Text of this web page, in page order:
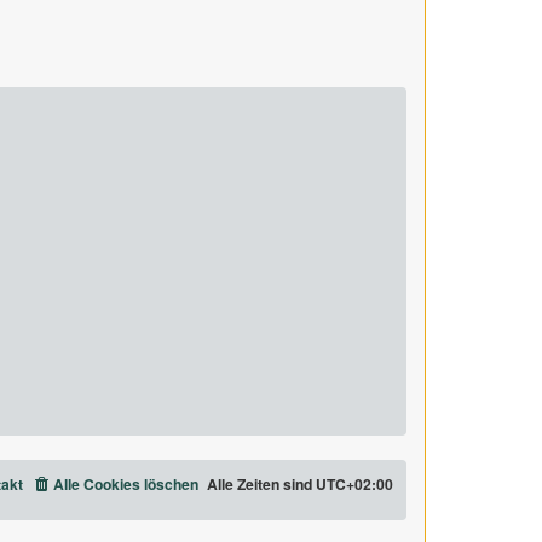
Alle Zeiten sind UTC+02:00
Alle Cookies löschen